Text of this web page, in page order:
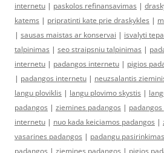
internetu | paskolos refinansavimas |
katems | pripratinti kate prie draskykles |
| sausas maistas ar konservai | isvalyti
talpinimas | seo straipsniu talpinimas |
internetu | padangos internetu | pigios
| padangos internetu | neuzsalantis
langu ploviklis | langu plovimo skystis |
padangos | ziemines padangos |
internetu | nuo kada keiciamos padangos |
vasarines padangos | padangu pasirinkimas
padangos | ziemines padangos | pigios